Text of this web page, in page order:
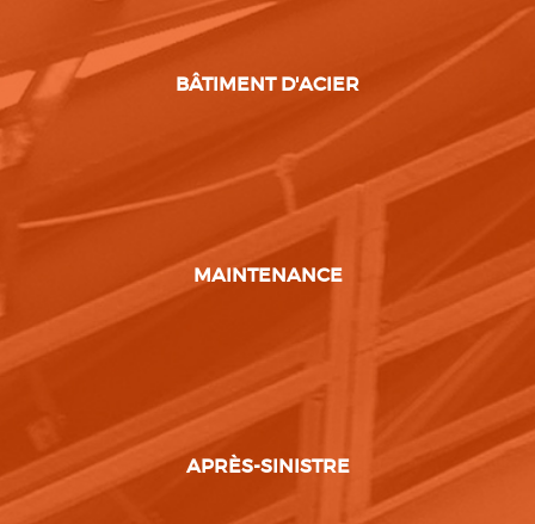
BÂTIMENT D'ACIER
MAINTENANCE
APRÈS-SINISTRE